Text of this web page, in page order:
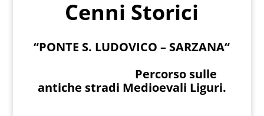
Cenni Storici
“PONTE S. LUDOVICO – SARZANA“
Percorso sulle
antiche stradi Medioevali Liguri.